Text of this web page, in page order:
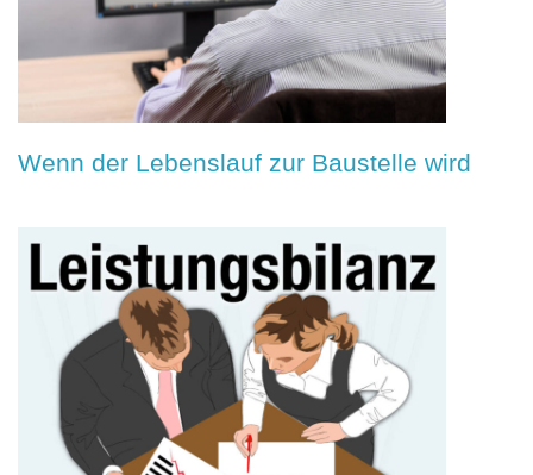
Wenn der Lebenslauf zur Baustelle wird